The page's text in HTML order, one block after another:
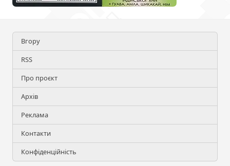
Вгору
RSS
Про проєкт
Архів
Реклама
Контакти
Конфіденційність